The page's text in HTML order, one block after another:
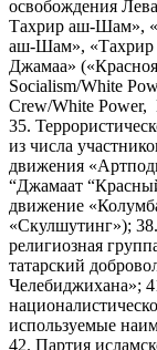
освобождения
Тахрир аш-Шам»,
аш-Шам»,
Джамаа»
Socialism/White
Crew/White Power,
35.
из числа
движения
“Джамаат
движение
«Скулшутинг»);
религиозная
татарский
Челебиджихана»;
используемые
42. Партия